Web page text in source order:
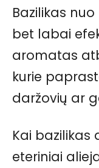
Bazilikas
bet labai
aromatas
kurie
daržovių ar
Kai bazilikas
eteriniai